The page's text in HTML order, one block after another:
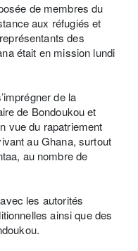
de membres du
aux réfugiés et
des
était en mission lundi
de la
de Bondoukou et
vue du rapatriement
au Ghana, surtout
au nombre de
les autorités
ainsi que des